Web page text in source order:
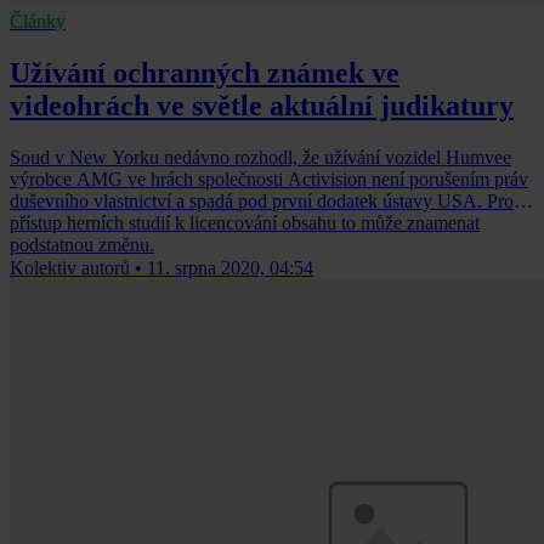
Články
Užívání ochranných známek ve
videohrách ve světle aktuální judikatury
Soud v New Yorku nedávno rozhodl, že užívání vozidel Humvee
výrobce AMG ve hrách společnosti Activision není porušením práv
duševního vlastnictví a spadá pod první dodatek ústavy USA. Pro
přístup herních studií k licencování obsahu to může znamenat
podstatnou změnu.
Kolektiv autorů • 11. srpna 2020, 04:54